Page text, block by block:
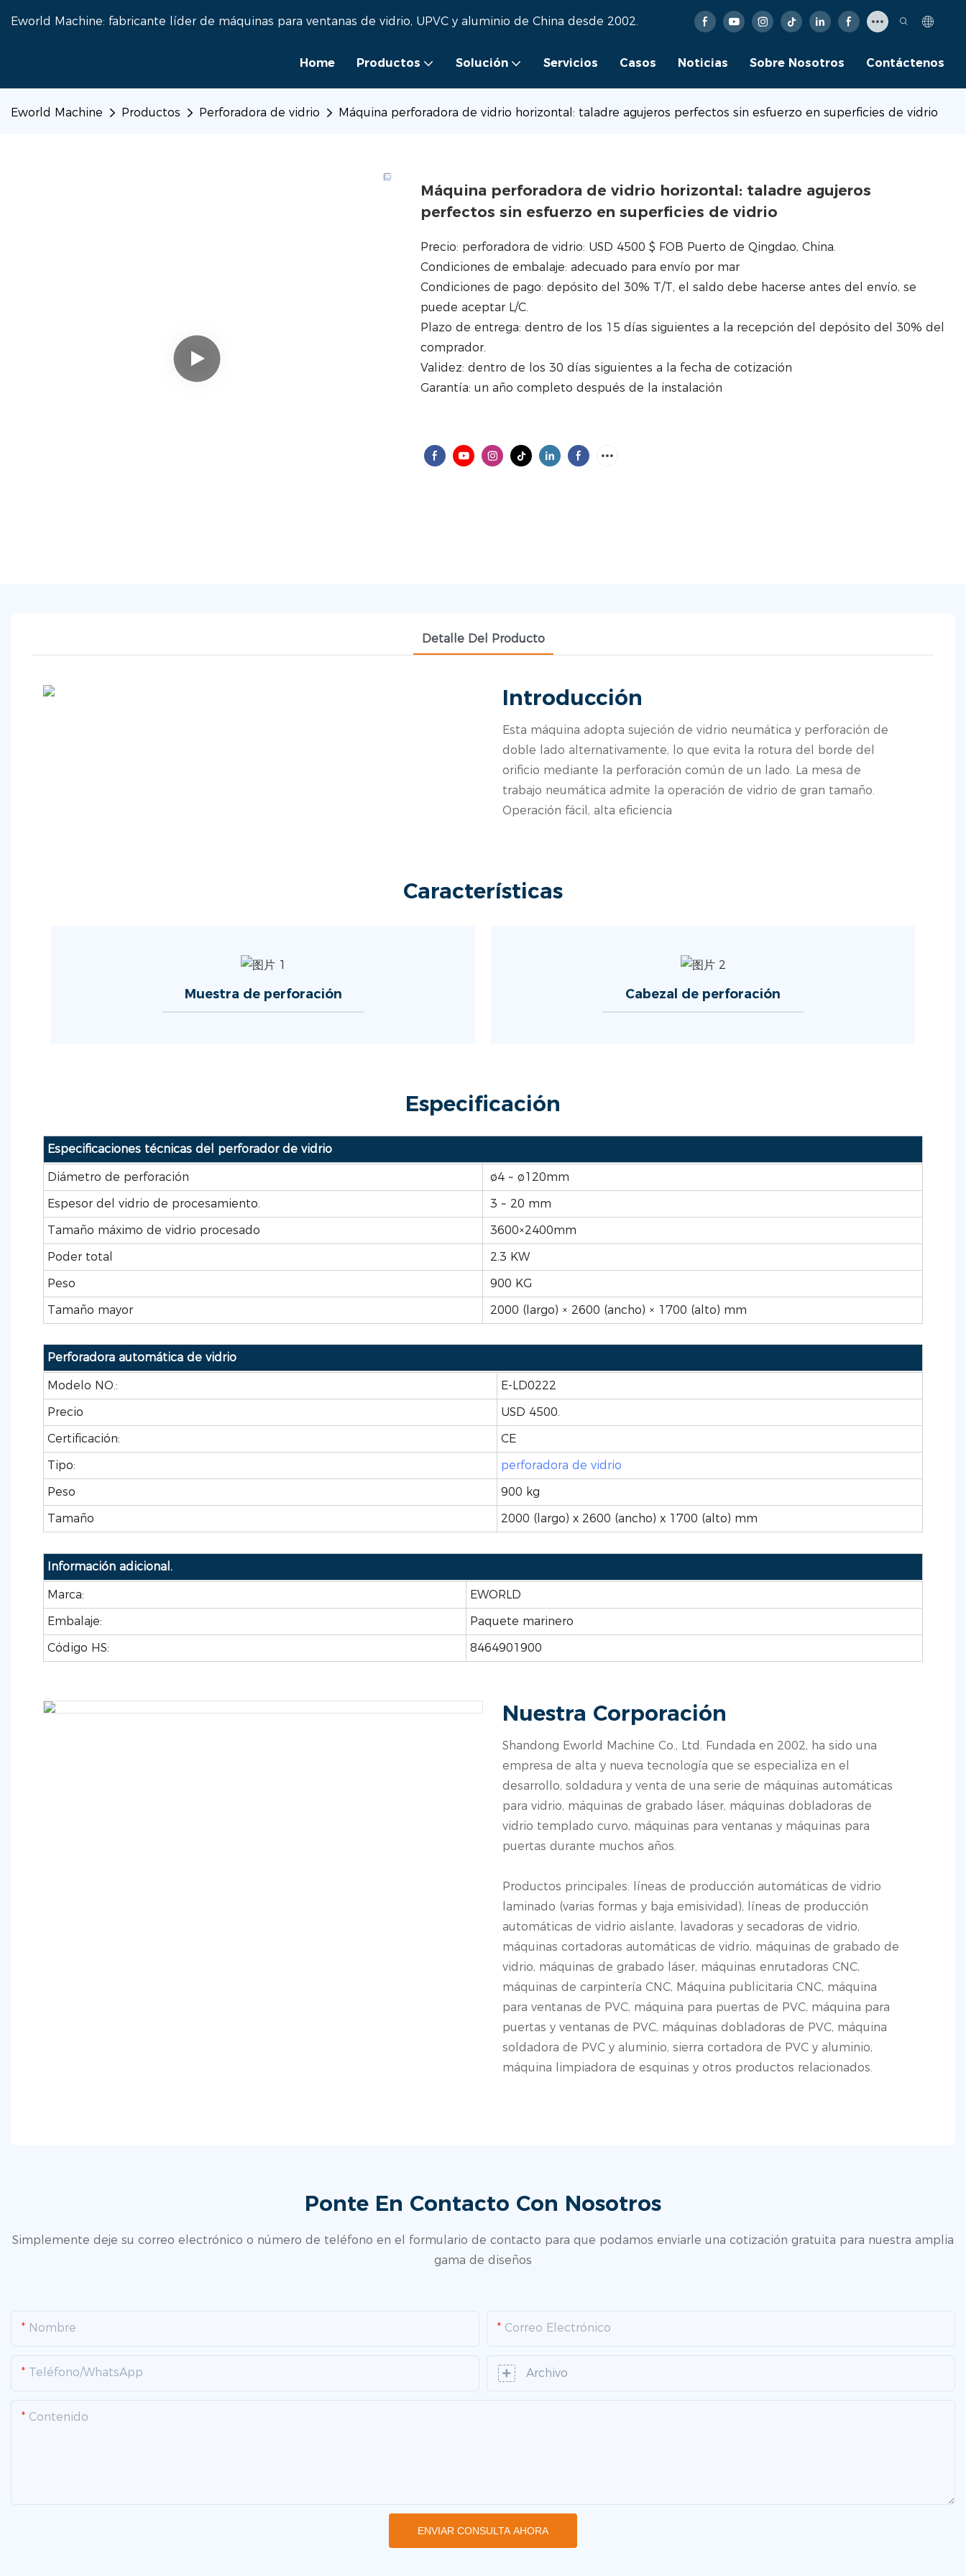
Eworld Machine: fabricante líder de máquinas para ventanas de vidrio, UPVC y aluminio de China desde 2002.
Home Productos Solución Servicios Casos Noticias Sobre Nosotros Contáctenos
Eworld Machine Productos Perforadora de vidrio Máquina perforadora de vidrio horizontal: taladre agujeros perfectos sin esfuerzo en superficies de vidrio
Máquina perforadora de vidrio horizontal: taladre agujeros
perfectos sin esfuerzo en superficies de vidrio
Precio: perforadora de vidrio: USD 4500 $ FOB Puerto de Qingdao, China.
Condiciones de embalaje: adecuado para envío por mar
Condiciones de pago: depósito del 30% T/T, el saldo debe hacerse antes del envío, se
puede aceptar L/C.
Plazo de entrega: dentro de los 15 días siguientes a la recepción del depósito del 30% del
comprador.
Validez: dentro de los 30 días siguientes a la fecha de cotización
Garantía: un año completo después de la instalación
Detalle Del Producto
Introducción
Esta máquina adopta sujeción de vidrio neumática y perforación de
doble lado alternativamente, lo que evita la rotura del borde del
orificio mediante la perforación común de un lado. La mesa de
trabajo neumática admite la operación de vidrio de gran tamaño.
Operación fácil, alta eficiencia
Características
Muestra de perforación Cabezal de perforación
Especificación
Especificaciones técnicas del perforador de vidrio
Diámetro de perforación
ø4 ~ ø120mm
Espesor del vidrio de procesamiento.
3 ~ 20 mm
Tamaño máximo de vidrio procesado
3600×2400mm
Poder total
2.3 KW
Peso
900 KG
Tamaño mayor
2000 (largo) × 2600 (ancho) × 1700 (alto) mm
Perforadora automática de vidrio
Modelo NO.:
E-LD0222
Precio
USD 4500.
Certificación:
CE
Tipo:
perforadora de vidrio
Peso
900 kg
Tamaño
2000 (largo) x 2600 (ancho) x 1700 (alto) mm
Información adicional.
Marca:
EWORLD
Embalaje:
Paquete marinero
Código HS:
8464901900
Nuestra Corporación
Shandong Eworld Machine Co., Ltd. Fundada en 2002, ha sido una
empresa de alta y nueva tecnología que se especializa en el
desarrollo, soldadura y venta de una serie de máquinas automáticas
para vidrio, máquinas de grabado láser, máquinas dobladoras de
vidrio templado curvo, máquinas para ventanas y máquinas para
puertas durante muchos años.
Productos principales: líneas de producción automáticas de vidrio
laminado (varias formas y baja emisividad), líneas de producción
automáticas de vidrio aislante, lavadoras y secadoras de vidrio,
máquinas cortadoras automáticas de vidrio, máquinas de grabado de
vidrio, máquinas de grabado láser, máquinas enrutadoras CNC,
máquinas de carpintería CNC, Máquina publicitaria CNC, máquina
para ventanas de PVC, máquina para puertas de PVC, máquina para
puertas y ventanas de PVC, máquinas dobladoras de PVC, máquina
soldadora de PVC y aluminio, sierra cortadora de PVC y aluminio,
máquina limpiadora de esquinas y otros productos relacionados.
Ponte En Contacto Con Nosotros
Simplemente deje su correo electrónico o número de teléfono en el formulario de contacto para que podamos enviarle una cotización gratuita para nuestra amplia
gama de diseños
Nombre Correo Electrónico
Teléfono/WhatsApp Archivo
Contenido
ENVIAR CONSULTA AHORA